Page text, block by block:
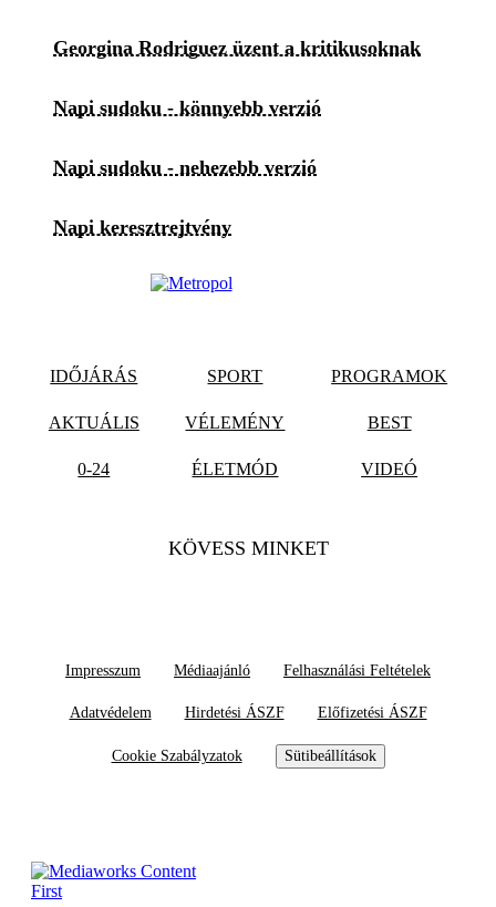
Georgina Rodriguez üzent a kritikusoknak
Napi sudoku - könnyebb verzió
Napi sudoku - nehezebb verzió
Napi keresztrejtvény
IDŐJÁRÁS SPORT PROGRAMOK
AKTUÁLIS VÉLEMÉNY BEST
0-24 ÉLETMÓD VIDEÓ
KÖVESS MINKET
Impresszum Médiaajánló Felhasználási Feltételek
Adatvédelem Hirdetési ÁSZF Előfizetési ÁSZF
Cookie Szabályzatok Sütibeállítások